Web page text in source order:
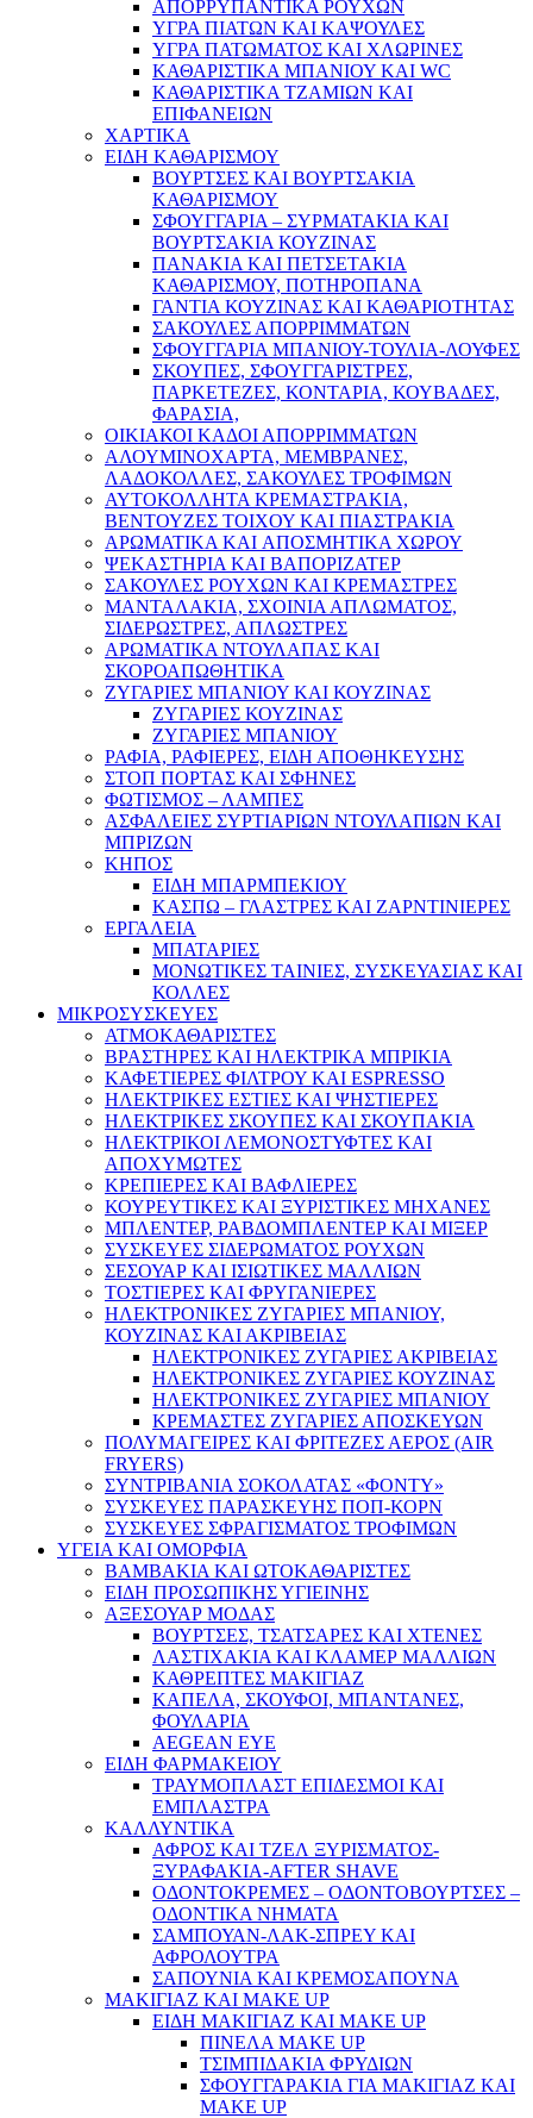
ΑΠΟΡΡΥΠΑΝΤΙΚΑ ΡΟΥΧΩΝ
ΥΓΡΑ ΠΙΑΤΩΝ ΚΑΙ ΚΑΨΟΥΛΕΣ
ΥΓΡΑ ΠΑΤΩΜΑΤΟΣ ΚΑΙ ΧΛΩΡΙΝΕΣ
ΚΑΘΑΡΙΣΤΙΚΑ ΜΠΑΝΙΟΥ ΚΑΙ WC
ΚΑΘΑΡΙΣΤΙΚΑ ΤΖΑΜΙΩΝ ΚΑΙ
ΕΠΙΦΑΝΕΙΩΝ
ΧΑΡΤΙΚΑ
ΕΙΔΗ ΚΑΘΑΡΙΣΜΟΥ
ΒΟΥΡΤΣΕΣ ΚΑΙ ΒΟΥΡΤΣΑΚΙΑ
ΚΑΘΑΡΙΣΜΟΥ
ΣΦΟΥΓΓΑΡΙΑ – ΣΥΡΜΑΤΑΚΙΑ ΚΑΙ
ΒΟΥΡΤΣΑΚΙΑ ΚΟΥΖΙΝΑΣ
ΠΑΝΑΚΙΑ ΚΑΙ ΠΕΤΣΕΤΑΚΙΑ
ΚΑΘΑΡΙΣΜΟΥ, ΠΟΤΗΡΟΠΑΝΑ
ΓΑΝΤΙΑ ΚΟΥΖΙΝΑΣ ΚΑΙ ΚΑΘΑΡΙΟΤΗΤΑΣ
ΣΑΚΟΥΛΕΣ ΑΠΟΡΡΙΜΜΑΤΩΝ
ΣΦΟΥΓΓΑΡΙΑ ΜΠΑΝΙΟΥ-ΤΟΥΛΙΑ-ΛΟΥΦΕΣ
ΣΚΟΥΠΕΣ, ΣΦΟΥΓΓΑΡΙΣΤΡΕΣ,
ΠΑΡΚΕΤΕΖΕΣ, ΚΟΝΤΑΡΙΑ, ΚΟΥΒΑΔΕΣ,
ΦΑΡΑΣΙΑ,
ΟΙΚΙΑΚΟΙ ΚΑΔΟΙ ΑΠΟΡΡΙΜΜΑΤΩΝ
ΑΛΟΥΜΙΝΟΧΑΡΤΑ, ΜΕΜΒΡΑΝΕΣ,
ΛΑΔΟΚΟΛΛΕΣ, ΣΑΚΟΥΛΕΣ ΤΡΟΦΙΜΩΝ
ΑΥΤΟΚΟΛΛΗΤΑ ΚΡΕΜΑΣΤΡΑΚΙΑ,
ΒΕΝΤΟΥΖΕΣ ΤΟΙΧΟΥ ΚΑΙ ΠΙΑΣΤΡΑΚΙΑ
ΑΡΩΜΑΤΙΚΑ KAI ΑΠΟΣΜΗΤΙΚΑ ΧΩΡΟΥ
ΨΕΚΑΣΤΗΡΙΑ ΚΑΙ ΒΑΠΟΡΙΖΑΤΕΡ
ΣΑΚΟΥΛΕΣ ΡΟΥΧΩΝ ΚΑΙ ΚΡΕΜΑΣΤΡΕΣ
ΜΑΝΤΑΛΑΚΙΑ, ΣΧΟΙΝΙΑ ΑΠΛΩΜΑΤΟΣ,
ΣΙΔΕΡΩΣΤΡΕΣ, ΑΠΛΩΣΤΡΕΣ
ΑΡΩΜΑΤΙΚΑ ΝΤΟΥΛΑΠΑΣ ΚΑΙ
ΣΚΟΡΟΑΠΩΘΗΤΙΚΑ
ΖΥΓΑΡΙΕΣ ΜΠΑΝΙΟΥ ΚΑΙ ΚΟΥΖΙΝΑΣ
ΖΥΓΑΡΙΕΣ ΚΟΥΖΙΝΑΣ
ΖΥΓΑΡΙΕΣ ΜΠΑΝΙΟΥ
ΡΑΦΙΑ, ΡΑΦΙΕΡΕΣ, ΕΙΔΗ ΑΠΟΘΗΚΕΥΣΗΣ
ΣΤΟΠ ΠΟΡΤΑΣ ΚΑΙ ΣΦΗΝΕΣ
ΦΩΤΙΣΜΟΣ – ΛΑΜΠΕΣ
ΑΣΦΑΛΕΙΕΣ ΣΥΡΤΙΑΡΙΩΝ ΝΤΟΥΛΑΠΙΩΝ ΚΑΙ
ΜΠΡΙΖΩΝ
ΚΗΠΟΣ
ΕΙΔΗ ΜΠΑΡΜΠΕΚΙΟΥ
ΚΑΣΠΩ – ΓΛΑΣΤΡΕΣ ΚΑΙ ΖΑΡΝΤΙΝΙΕΡΕΣ
ΕΡΓΑΛΕΙΑ
ΜΠΑΤΑΡΙΕΣ
ΜΟΝΩΤΙΚΕΣ ΤΑΙΝΙΕΣ, ΣΥΣΚΕΥΑΣΙΑΣ ΚΑΙ
ΚΟΛΛΕΣ
ΜΙΚΡΟΣΥΣΚΕΥΕΣ
ΑΤΜΟΚΑΘΑΡΙΣΤΕΣ
ΒΡΑΣΤΗΡΕΣ ΚΑΙ ΗΛΕΚΤΡΙΚΑ ΜΠΡΙΚΙΑ
ΚΑΦΕΤΙΕΡΕΣ ΦΙΛΤΡΟΥ ΚΑΙ ESPRESSO
ΗΛΕΚΤΡΙΚΕΣ ΕΣΤΙΕΣ ΚΑΙ ΨΗΣΤΙΕΡΕΣ
ΗΛΕΚΤΡΙΚΕΣ ΣΚΟΥΠΕΣ ΚΑΙ ΣΚΟΥΠΑΚΙΑ
ΗΛΕΚΤΡΙΚΟΙ ΛΕΜΟΝΟΣΤΥΦΤΕΣ ΚΑΙ
ΑΠΟΧΥΜΩΤΕΣ
ΚΡΕΠΙΕΡΕΣ ΚΑΙ ΒΑΦΛΙΕΡΕΣ
ΚΟΥΡΕΥΤΙΚΕΣ ΚΑΙ ΞΥΡΙΣΤΙΚΕΣ ΜΗΧΑΝΕΣ
ΜΠΛΕΝΤΕΡ, ΡΑΒΔΟΜΠΛΕΝΤΕΡ ΚΑΙ ΜΙΞΕΡ
ΣΥΣΚΕΥΕΣ ΣΙΔΕΡΩΜΑΤΟΣ ΡΟΥΧΩΝ
ΣΕΣΟΥΑΡ ΚΑΙ ΙΣΙΩΤΙΚΕΣ ΜΑΛΛΙΩΝ
ΤΟΣΤΙΕΡΕΣ ΚΑΙ ΦΡΥΓΑΝΙΕΡΕΣ
ΗΛΕΚΤΡΟΝΙΚΕΣ ΖΥΓΑΡΙΕΣ ΜΠΑΝΙΟΥ,
ΚΟΥΖΙΝΑΣ ΚΑΙ ΑΚΡΙΒΕΙΑΣ
ΗΛΕΚΤΡΟΝΙΚΕΣ ΖΥΓΑΡΙΕΣ ΑΚΡΙΒΕΙΑΣ
ΗΛΕΚΤΡΟΝΙΚΕΣ ΖΥΓΑΡΙΕΣ ΚΟΥΖΙΝΑΣ
ΗΛΕΚΤΡΟΝΙΚΕΣ ΖΥΓΑΡΙΕΣ ΜΠΑΝΙΟΥ
ΚΡΕΜΑΣΤΕΣ ΖΥΓΑΡΙΕΣ ΑΠΟΣΚΕΥΩΝ
ΠΟΛΥΜΑΓΕΙΡΕΣ ΚΑΙ ΦΡΙΤΕΖΕΣ ΑΕΡΟΣ (AIR
FRYERS)
ΣΥΝΤΡΙΒΑΝΙΑ ΣΟΚΟΛΑΤΑΣ «ΦΟΝΤΥ»
ΣΥΣΚΕΥΕΣ ΠΑΡΑΣΚΕΥΗΣ ΠΟΠ-ΚΟΡΝ
ΣΥΣΚΕΥΕΣ ΣΦΡΑΓΙΣΜΑΤΟΣ ΤΡΟΦΙΜΩΝ
ΥΓΕΙΑ ΚΑΙ ΟΜΟΡΦΙΑ
ΒΑΜΒΑΚΙΑ ΚΑΙ ΩΤΟΚΑΘΑΡΙΣΤΕΣ
ΕΙΔΗ ΠΡΟΣΩΠΙΚΗΣ ΥΓΙΕΙΝΗΣ
ΑΞΕΣΟΥΑΡ ΜΟΔΑΣ
ΒΟΥΡΤΣΕΣ, ΤΣΑΤΣΑΡΕΣ ΚΑΙ ΧΤΕΝΕΣ
ΛΑΣΤΙΧΑΚΙΑ ΚΑΙ ΚΛΑΜΕΡ ΜΑΛΛΙΩΝ
ΚΑΘΡΕΠΤΕΣ ΜΑΚΙΓΙΑΖ
ΚΑΠΕΛΑ, ΣΚΟΥΦΟΙ, ΜΠΑΝΤΑΝΕΣ,
ΦΟΥΛΑΡΙΑ
AEGEAN EYE
ΕΙΔΗ ΦΑΡΜΑΚΕΙΟΥ
ΤΡΑΥΜΟΠΛΑΣΤ ΕΠΙΔΕΣΜΟΙ ΚΑΙ
ΕΜΠΛΑΣΤΡΑ
ΚΑΛΛΥΝΤΙΚΑ
ΑΦΡΟΣ ΚΑΙ ΤΖΕΛ ΞΥΡΙΣΜΑΤΟΣ-
ΞΥΡΑΦΑΚΙΑ-AFTER SHAVE
ΟΔΟΝΤΟΚΡΕΜΕΣ – ΟΔΟΝΤΟΒΟΥΡΤΣΕΣ –
ΟΔΟΝΤΙΚΑ ΝΗΜΑΤΑ
ΣΑΜΠΟΥΑΝ-ΛΑΚ-ΣΠΡΕΥ ΚΑΙ
ΑΦΡΟΛΟΥΤΡΑ
ΣΑΠΟΥΝΙΑ ΚΑΙ ΚΡΕΜΟΣΑΠΟΥΝΑ
ΜΑΚΙΓΙΑΖ ΚΑΙ MAKE UP
ΕΙΔΗ ΜΑΚΙΓΙΑΖ ΚΑΙ MAKE UP
ΠΙΝΕΛΑ MAKE UP
ΤΣΙΜΠΙΔΑΚΙΑ ΦΡΥΔΙΩΝ
ΣΦΟΥΓΓΑΡΑΚΙΑ ΓΙΑ ΜΑΚΙΓΙΑZ ΚΑΙ
MAKE UP